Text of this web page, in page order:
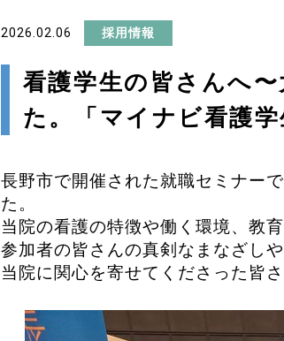
2026.02.06 採用情報
看護学生の皆さんへ
た。「マイナビ看護
長野市で開催された就職セミナー
た。
当院の看護の特徴や働く環境、教
参加者の皆さんの真剣なまなざし
当院に関心を寄せてくださった皆